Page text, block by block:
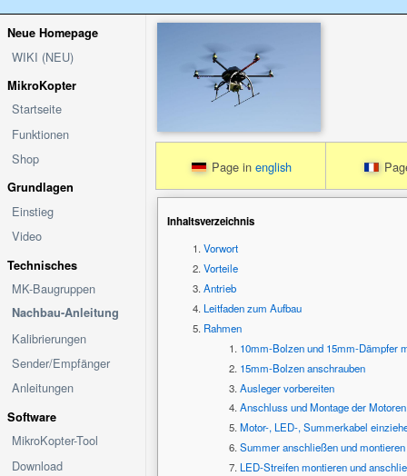
Neue Homepage
WIKI (NEU)
MikroKopter
Startseite
Funktionen
Shop
Grundlagen
Einstieg
Video
Technisches
MK-Baugruppen
Nachbau-Anleitung
Kalibrierungen
Sender/Empfänger
Anleitungen
Software
MikroKopter-Tool
Download
Page in english
Inhaltsverzeichnis
Vorwort
Vorteile
Antrieb
Leitfaden zum Aufbau
Rahmen
10mm-Bolzen und 15mm-Dämpfer
15mm-Bolzen anschrauben
Ausleger vorbereiten
Anschluss und Montage der Motoren
Motor-, LED-, Summerkabel
Summer anschließen und montieren
LED-Streifen montieren und